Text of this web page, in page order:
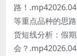
路！
等重点品种的思
货短线分析：假
会？